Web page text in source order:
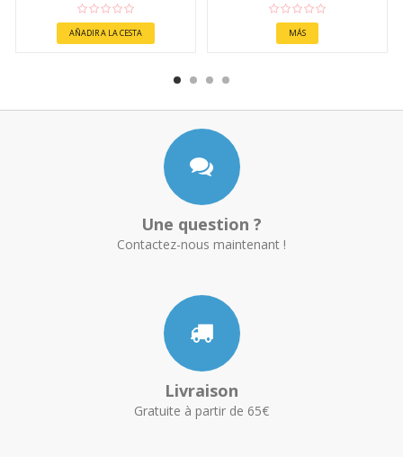
AÑADIR A LA CESTA MÁS
Une question ?
Contactez-nous maintenant !
Livraison
Gratuite à partir de 65€